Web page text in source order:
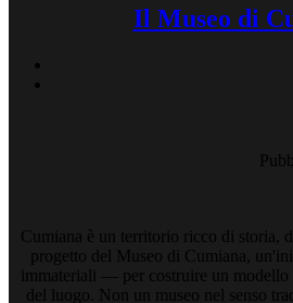
Il Museo di
Cumiana è un territorio ricco di storia,
progetto del Museo di Cumiana,
immateriali — per costruire un modello
del luogo. Non un museo nel senso